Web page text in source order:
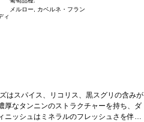
ィ
メルロー, カベルネ・フラン
はスパイス、リコリス、黒スグリの含みが
厚なタンニンのストラクチャーを持ち、ダ
ニッシュはミネラルのフレッシュさを伴